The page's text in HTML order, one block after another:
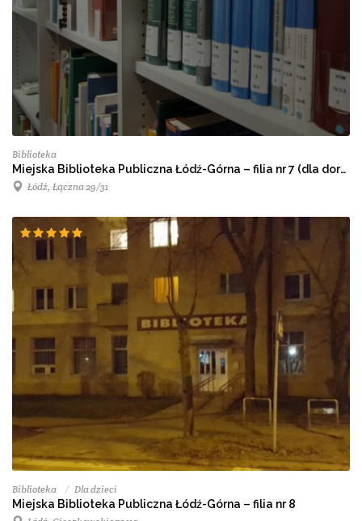
Biblioteka
Miejska Biblioteka Publiczna Łódź-Górna – filia nr 7 (dla dorosłych)
Łódź, Łączna 29/31
Biblioteka Dla dzieci
Miejska Biblioteka Publiczna Łódź-Górna – filia nr 8